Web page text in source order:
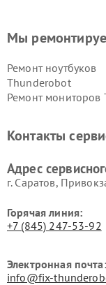
Мы
Ремонт ноутбуков
Thunderobot
Ремонт мониторов
Контакты
Адрес
г. Саратов,
Горячая линия:
+7 (845) 247-53-92
Электронная почта:
info@fix-